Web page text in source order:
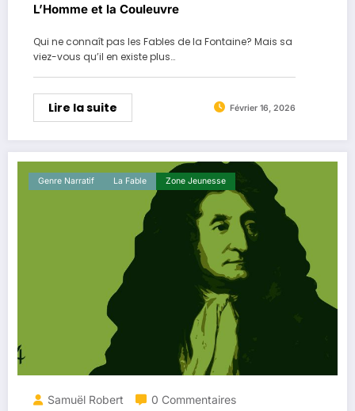
L’Homme et la Couleuvre
Qui ne connaît pas les Fables de la Fontaine? Mais sa
viez-vous qu’il en existe plus…
Lire la suite Février 16, 2026
Genre Narratif La ​fable Zone Jeunesse
Samuël Robert 0 Commentaires